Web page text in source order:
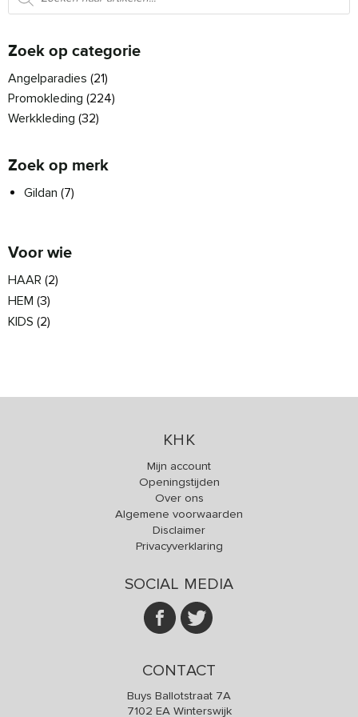
Zoek op categorie
Angelparadies (21)
Promokleding (224)
Werkkleding (32)
Zoek op merk
Gildan (7)
Voor wie
HAAR (2)
HEM (3)
KIDS (2)
KHK
Mijn account
Openingstijden
Over ons
Algemene voorwaarden
Disclaimer
Privacyverklaring
SOCIAL MEDIA
CONTACT
Buys Ballotstraat 7A
7102 EA Winterswijk